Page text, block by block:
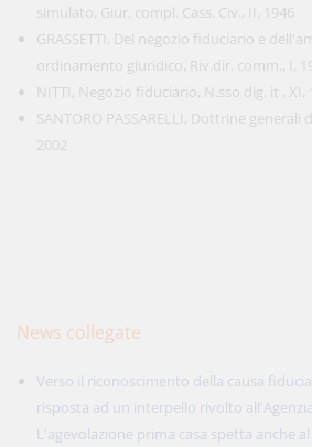
simulato, Giur. compl. Cass. Civ., II, 1946
GRASSETTI, Del negozio fiduciario e
ordinamento giuridico, Riv.dir. comm., I,
NITTI, Negozio fiduciario, N.sso dig. it , XI,
SANTORO PASSARELLI, Dottrine
2002
News collegate
Verso il riconoscimento della causa
risposta ad un interpello rivolto
L'agevolazione prima casa spetta anche